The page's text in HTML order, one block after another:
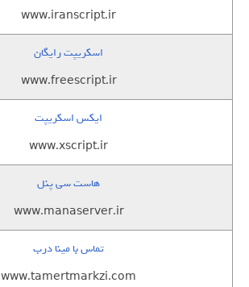
www.iranscript.ir
اسکریپت رایگان
www.freescript.ir
ایکس اسکریپت
www.xscript.ir
هاست سی پنل
www.manaserver.ir
تماس با مینا درب
www.tamertmarkzi.com